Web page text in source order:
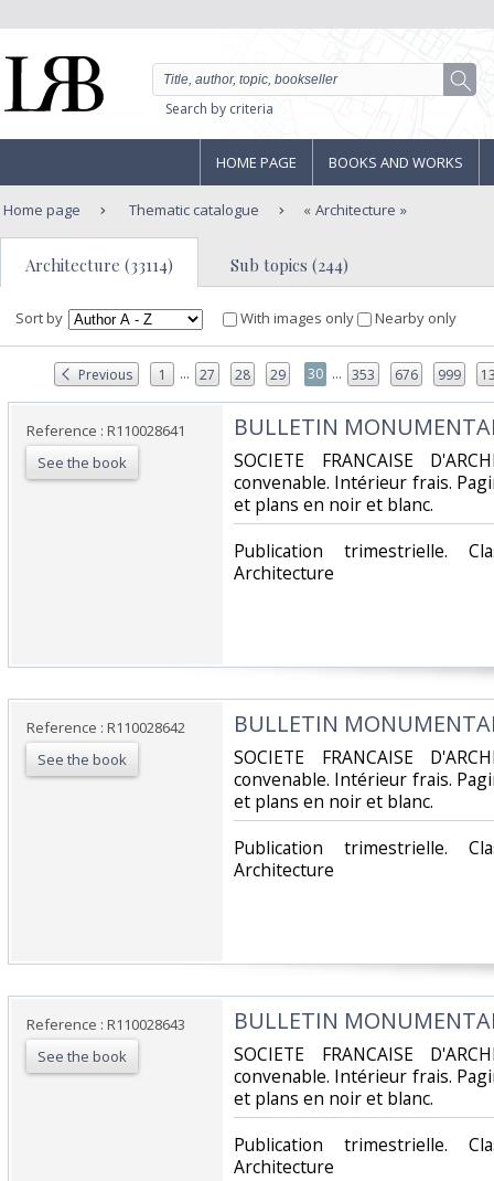
Search by criteria
HOME PAGE BOOKS AND WORKS
Home page Thematic catalogue Architecture
Architecture (33114) Sub topics (244)
Sort by With images only Nearby only
Previous 1 ... 27 28 29 30 ... 353 676 999
Reference : R110028641
See the book
‎BULLETIN
‎SOCIETE FRANCAISE
convenable. Intérieur frais.
et plans en noir et blanc.‎
‎Publication trimestrielle.
Architecture‎
Reference : R110028642
See the book
‎BULLETIN
‎SOCIETE FRANCAISE
convenable. Intérieur frais.
et plans en noir et blanc.‎
‎Publication trimestrielle.
Architecture‎
Reference : R110028643
See the book
‎BULLETIN
‎SOCIETE FRANCAISE
convenable. Intérieur frais.
et plans en noir et blanc.‎
‎Publication trimestrielle.
Architecture‎